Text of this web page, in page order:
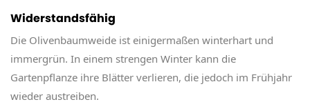
Widerstandsfähig
Die Olivenbaumweide ist einigermaßen winterhart und
immergrün. In einem strengen Winter kann die
Gartenpflanze ihre Blätter verlieren, die jedoch im Frühjahr
wieder austreiben.